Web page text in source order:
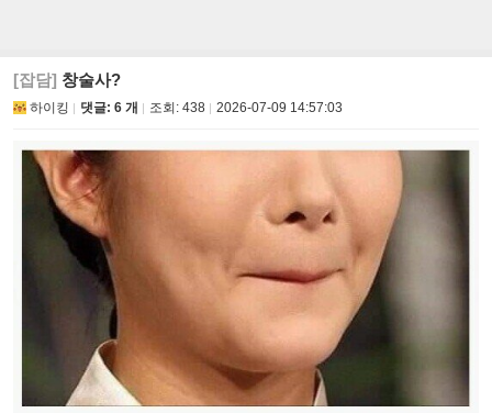
[잡담] 창술사?
하이킹 댓글: 6 개 조회: 438 2026-07-09 14:57:03